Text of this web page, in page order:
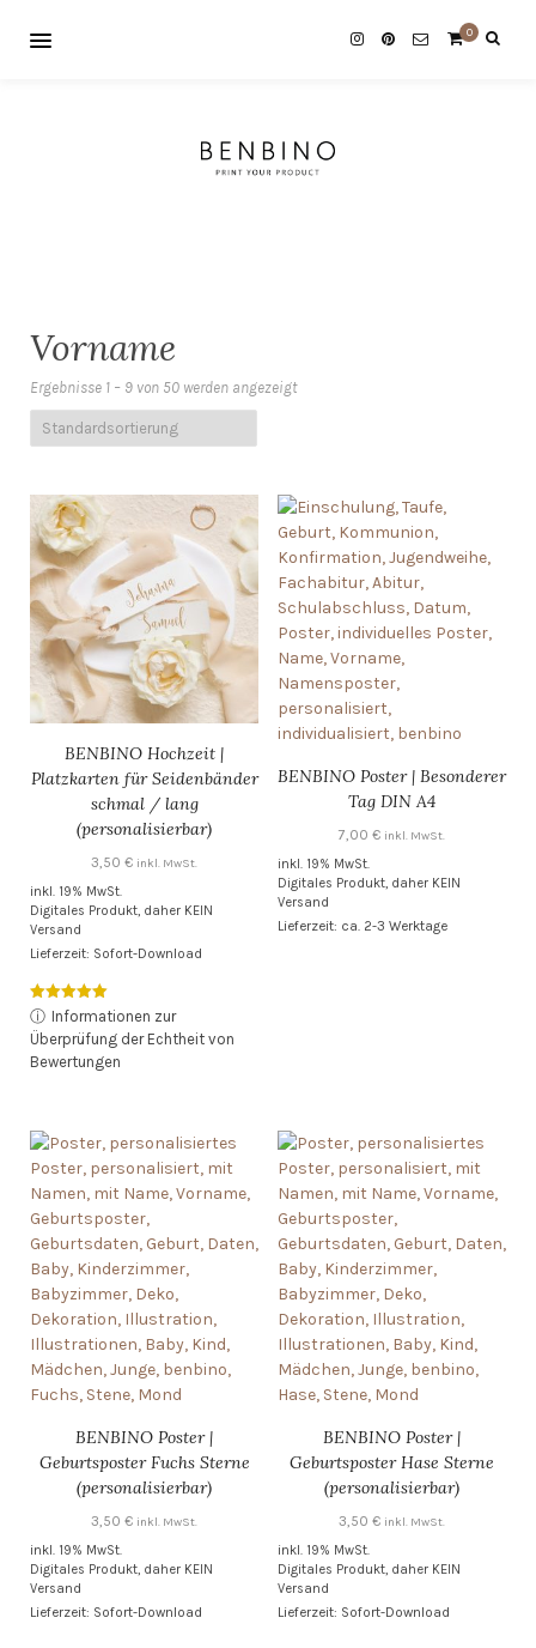
0
Vorname
Ergebnisse 1 – 9 von 50 werden angezeigt
BENBINO Hochzeit |
Platzkarten für Seidenbänder
schmal / lang
(personalisierbar)
3,50€ inkl. MwSt.
inkl. 19% MwSt.
Digitales Produkt, daher KEIN
Versand
Lieferzeit: Sofort-Download
Bewertet mit
5.00
von 5
ⓘ Informationen zur
Überprüfung der Echtheit von
Bewertungen
BENBINO Poster | Besonderer
Tag DIN A4
7,00 € inkl. MwSt.
inkl. 19% MwSt.
Digitales Produkt, daher KEIN
Versand
Lieferzeit: ca. 2-3 Werktage
BENBINO Poster |
Geburtsposter Fuchs Sterne
(personalisierbar)
3,50€ inkl. MwSt.
inkl. 19% MwSt.
Digitales Produkt, daher KEIN
Versand
Lieferzeit: Sofort-Download
BENBINO Poster |
Geburtsposter Hase Sterne
(personalisierbar)
3,50 € inkl. MwSt.
inkl. 19% MwSt.
Digitales Produkt, daher KEIN
Versand
Lieferzeit: Sofort-Download